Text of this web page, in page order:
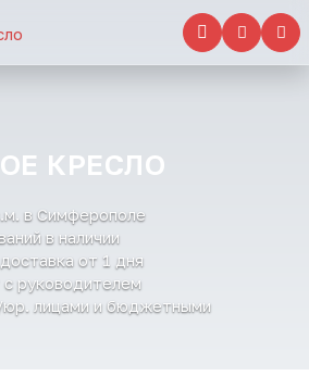
КРЕСЛО
в Симферополе
в наличии
от 1 дня
руководителем
лицами и бюджетными